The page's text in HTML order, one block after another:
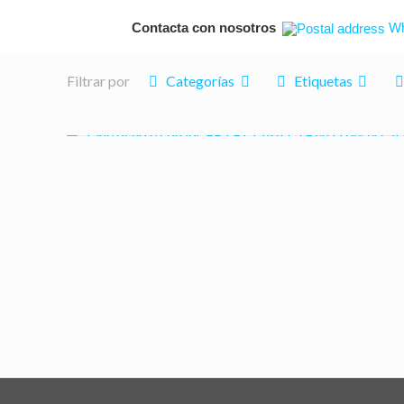
Contacta con nosotros
Filtrar por Categorías Etiquetas